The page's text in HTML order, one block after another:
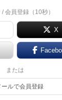
の準備プレイ
奨4～6人）。シ
囲気に合わせ
い→通常カー
帯→R18カード
ッフルし、各プ
プを各自...
/ 会員登録（10秒）
X
または
ールで会員登録